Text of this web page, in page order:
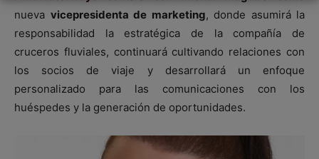
nueva vicepresidenta de marketing, donde asumirá la
responsabilidad la estratégica de la compañía de
cruceros fluviales, continuará cultivando relaciones con
los socios de viaje y desarrollará un enfoque
personalizado para las comunicaciones con los
huéspedes y la generación de oportunidades.